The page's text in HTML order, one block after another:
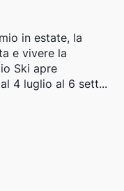
in estate, la
e vivere la
Ski apre
4 luglio al 6 sett...